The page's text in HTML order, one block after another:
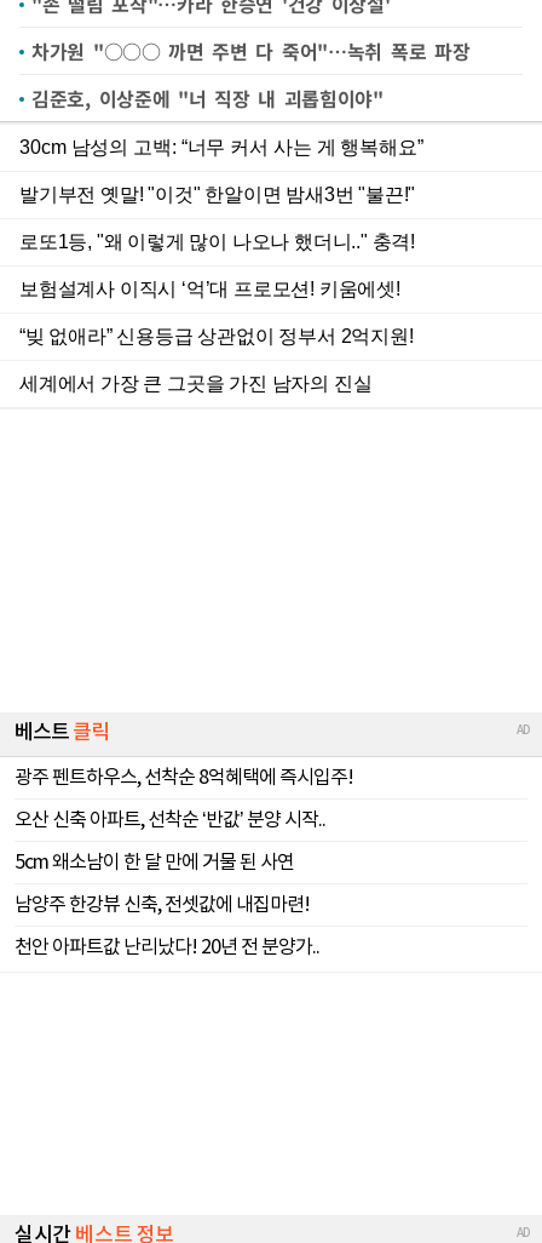
차가원 "○○○ 까면 주변 다 죽어"…녹취 폭로 파장
김준호, 이상준에 "너 직장 내 괴롭힘이야"